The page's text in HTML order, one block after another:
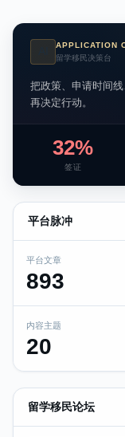
APPLICATION
留学移民决策台
把政策、申请时间
再决定行动。
32%
签证
平台脉冲
平台文章
893
内容主题
20
留学移民论坛